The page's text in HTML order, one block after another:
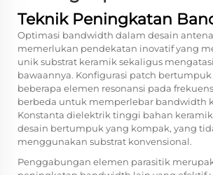
Teknik Peningkatan
Optimasi bandwidth dalam desain
memerlukan pendekatan inovatif yang
unik substrat keramik sekaligus
bawaannya. Konfigurasi patch
beberapa elemen resonansi pada
berbeda untuk memperlebar bandwidth
Konstanta dielektrik tinggi bahan
desain bertumpuk yang kompak, yang
menggunakan substrat konvensional.
Penggabungan elemen parasitik